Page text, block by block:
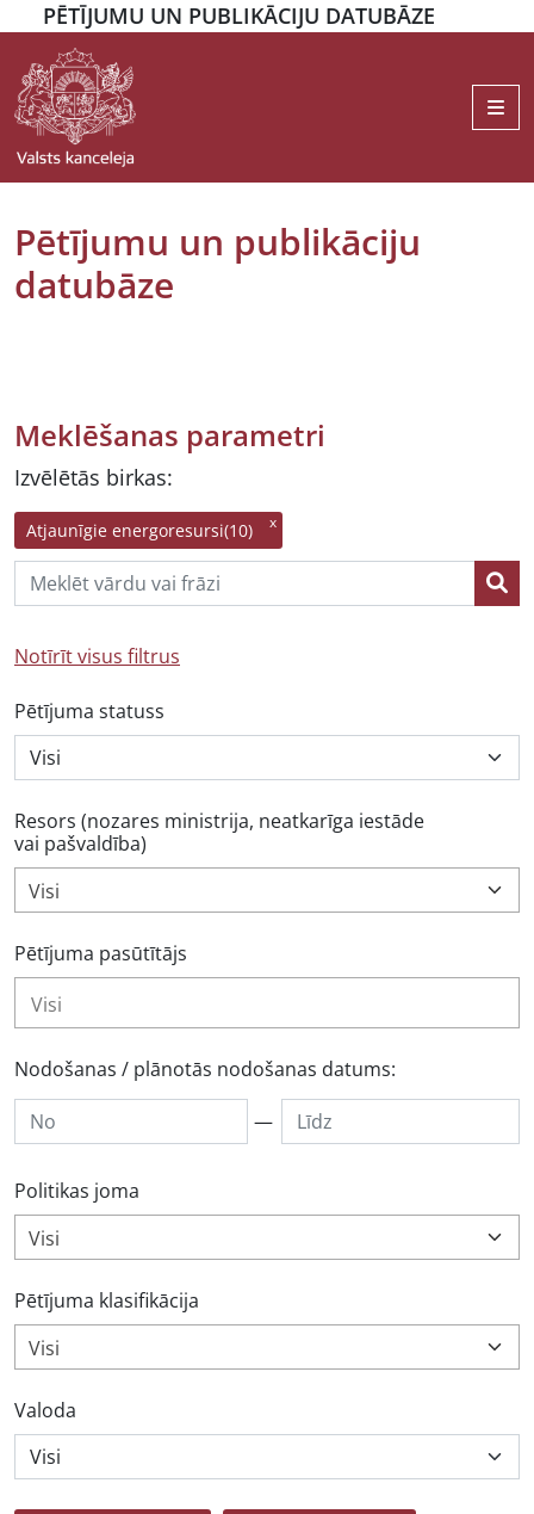
PĒTĪJUMU UN PUBLIKĀCIJU DATUBĀZE
Pētījumu un publikāciju
datubāze
Meklēšanas parametri
Izvēlētās birkas:
Atjaunīgie energoresursi(10)
Notīrīt visus filtrus
Pētījuma statuss
Resors (nozares ministrija, neatkarīga iestāde
vai pašvaldība)
Visi
Pētījuma pasūtītājs
Nodošanas / plānotās nodošanas datums:
—
Politikas joma
Visi
Pētījuma klasifikācija
Visi
Valoda